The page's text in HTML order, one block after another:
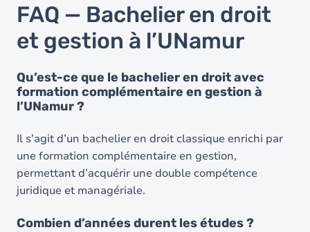
FAQ — Bachelier en droit
et gestion à l’UNamur
Qu’est-ce que le bachelier en droit avec
formation complémentaire en gestion à
l’UNamur ?
Il s’agit d’un bachelier en droit classique enrichi par
une formation complémentaire en gestion,
permettant d’acquérir une double compétence
juridique et managériale.
Combien d’années durent les études ?